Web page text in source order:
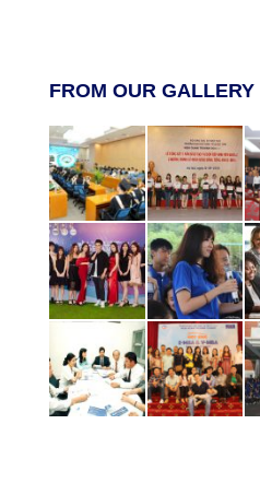
FROM OUR GALLERY